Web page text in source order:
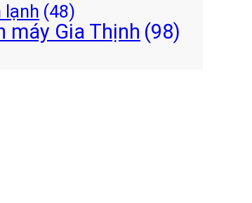
lạnh (48)
máy Gia Thịnh (98)